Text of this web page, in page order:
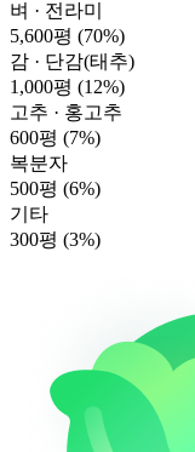
벼 · 전라미
5,600평 (70%)
감 · 단감(태추)
1,000평 (12%)
고추 · 홍고추
600평 (7%)
복분자
500평 (6%)
기타
300평 (3%)